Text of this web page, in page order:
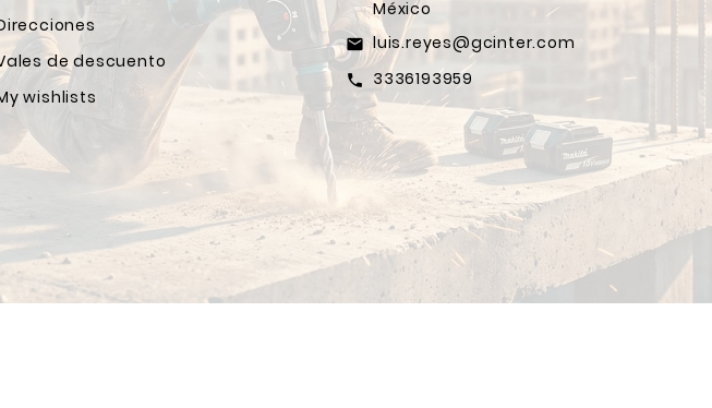
de descuento
wishlists
México
email luis.reyes@gcinter.com
call 3336193959